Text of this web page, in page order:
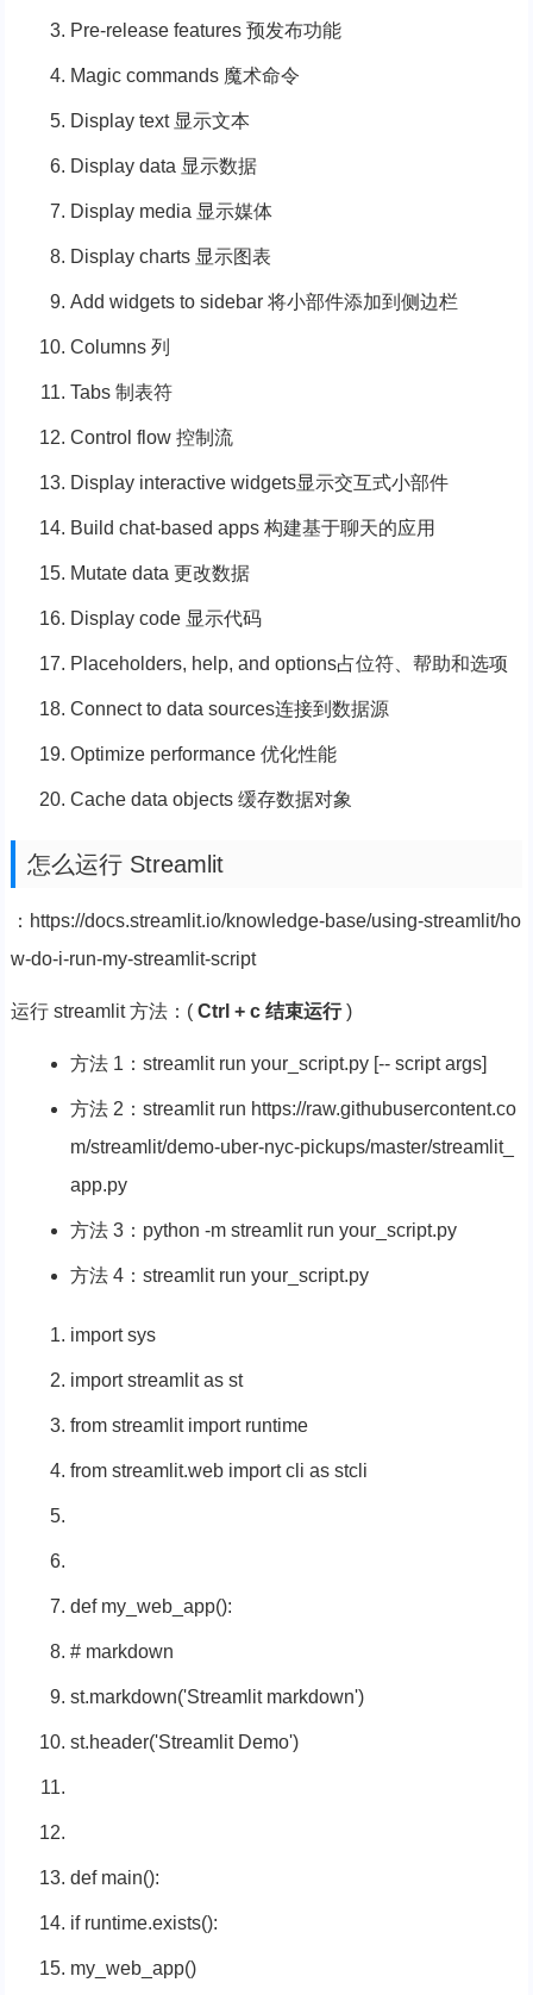
Pre-release features 预发布功能
Magic commands 魔术命令
Display text 显示文本
Display data 显示数据
Display media 显示媒体
Display charts 显示图表
Add widgets to sidebar 将小部件添加到侧边栏
Columns 列
Tabs 制表符
Control flow 控制流
Display interactive widgets显示交互式小部件
Build chat-based apps 构建基于聊天的应用
Mutate data 更改数据
Display code 显示代码
Placeholders, help, and options占位符、帮助和选项
Connect to data sources连接到数据源
Optimize performance 优化性能
Cache data objects 缓存数据对象
怎么运行 Streamlit
：https://docs.streamlit.io/knowledge-base/using-streamlit/ho
w-do-i-run-my-streamlit-script
运行 streamlit 方法：( Ctrl + c 结束运行)
方法 1：streamlit run your_script.py [-- script args]
方法 2：streamlit run https://raw.githubusercontent.co
m/streamlit/demo-uber-nyc-pickups/master/streamlit_
app.py
方法 3：python -m streamlit run your_script.py
方法 4：streamlit run your_script.py
importsys
importstreamlitasst
fromstreamlit importruntime
fromstreamlit.web importcli asstcli
def my_web_app():
# markdown
st.markdown('Streamlit markdown')
st.header('Streamlit Demo')
def main():
ifruntime.exists():
my_web_app()